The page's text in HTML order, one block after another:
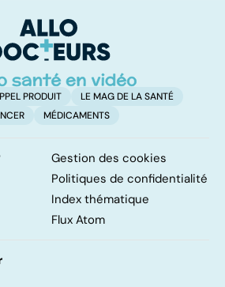
d'angine ?
PRODUIT
LE MAG DE LA SANTÉ
MÉDICAMENTS
Gestion des cookies
Politiques de confidentialité
Index thématique
Flux Atom